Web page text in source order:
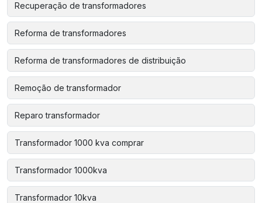
Recuperação de transformadores
Reforma de transformadores
Reforma de transformadores de distribuição
Remoção de transformador
Reparo transformador
Transformador 1000 kva comprar
Transformador 1000kva
Transformador 10kva